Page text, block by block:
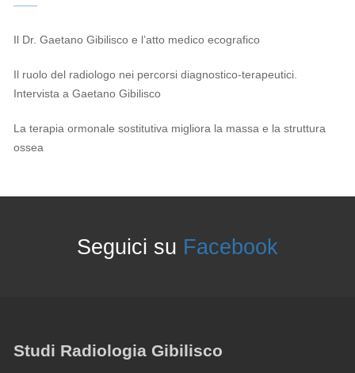
Il Dr. Gaetano Gibilisco e l’atto medico ecografico
Il ruolo del radiologo nei percorsi diagnostico-terapeutici.
Intervista a Gaetano Gibilisco
La terapia ormonale sostitutiva migliora la massa e la struttura
ossea
Seguici su Facebook
Studi Radiologia Gibilisco